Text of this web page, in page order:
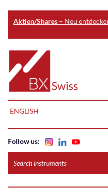
Aktien/Shares – Neu
main
content
Home
instruments
Follow us: